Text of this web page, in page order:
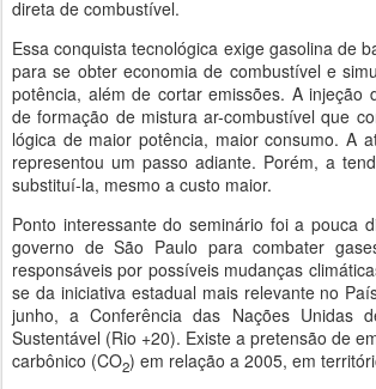
direta de combustível.
Essa conquista tecnológica exige gasolina de
para se obter economia de combustível e
potência, além de cortar emissões. A injeção
de formação de mistura ar-combustível que
lógica de maior potência, maior consumo. A
representou um passo adiante. Porém, a
substituí-la, mesmo a custo maior.
Ponto interessante do seminário foi a pouca
governo de São Paulo para combater
responsáveis por possíveis mudanças
se da iniciativa estadual mais relevante no
junho, a Conferência das Nações Unidas
Sustentável (Rio +20). Existe a pretensão de
carbônico (CO2) em relação a 2005, em